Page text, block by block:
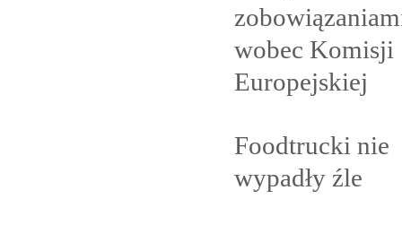
wobec Komisji
Europejskiej
Foodtrucki nie
wypadły źle